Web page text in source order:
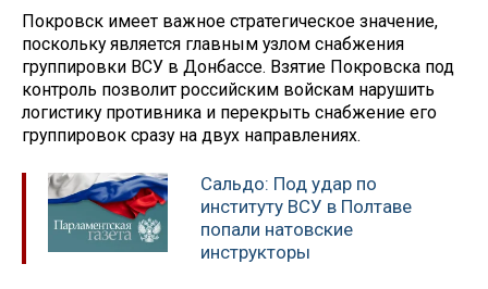
Покровск имеет важное стратегическое значение,
поскольку является главным узлом снабжения
группировки ВСУ в Донбассе. Взятие Покровска под
контроль позволит российским войскам нарушить
логистику противника и перекрыть снабжение его
группировок сразу на двух направлениях.
Сальдо: Под удар по
институту ВСУ в Полтаве
попали натовские
инструкторы